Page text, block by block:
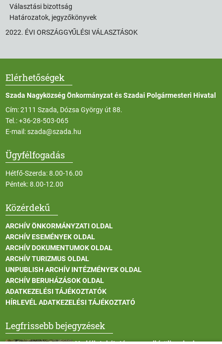
Választási bizottság
Határozatok, jegyzőkönyvek
2022. ÉVI ORSZÁGGYŰLÉSI VÁLASZTÁSOK
Elérhetőségek
Szada Nagyközség Önkormányzat és Szadai Polgármesteri Hivatal
Cím: 2111 Szada, Dózsa György út 88.
Tel.:+36-28-503-065
E-mail:szada@szada.hu
Ügyfélfogadás
Hétfő-Szerda: 8.00-16.00
Péntek: 8.00-12.00
Közérdekű
ARCHÍV ÖNKORMÁNYZATI OLDAL
ARCHÍV ESEMÉNYEK OLDAL
ARCHÍV DOKUMENTUMOK OLDAL
ARCHÍV TURIZMUS OLDAL
UNPUBLISH ARCHÍV INTÉZMÉNYEK OLDAL
ARCHÍV BERUHÁZÁSOK OLDAL
ADATKEZELÉSI TÁJÉKOZTATÓK
HÍRLEVÉL ADATKEZELÉSI TÁJÉKOZTATÓ
Legfrissebb bejegyzések